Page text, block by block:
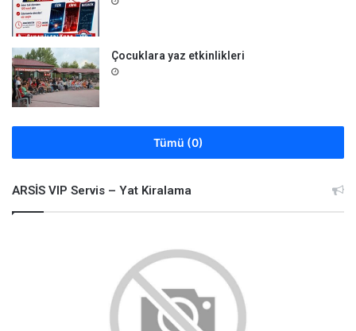
Çocuklara yaz etkinlikleri
Tümü (0)
ARSİS VIP Servis – Yat Kiralama